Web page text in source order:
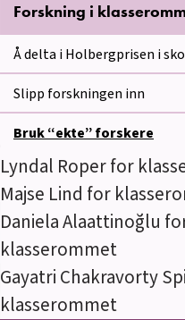
Forskning i
Å delta i Holbergprisen i
Slipp forskningen inn
Bruk “ekte” forskere
Lyndal Roper for
Majse Lind for
Daniela Alaattinoğlu
klasserommet
Gayatri Chakravorty
klasserommet